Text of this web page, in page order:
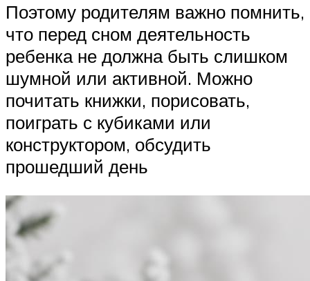
Поэтому родителям важно помнить,
что перед сном деятельность
ребенка не должна быть слишком
шумной или активной. Можно
почитать книжки, порисовать,
поиграть с кубиками или
конструктором, обсудить
прошедший день